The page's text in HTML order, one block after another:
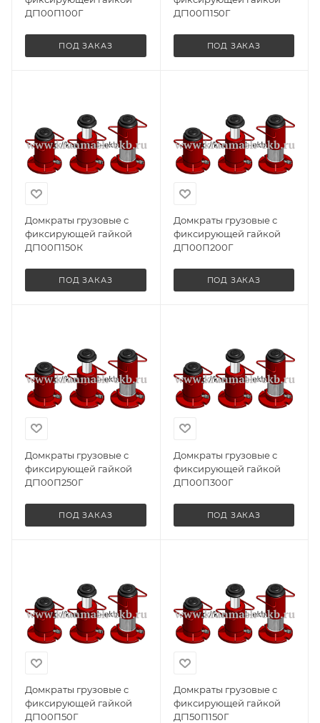
ДГ100П100Г
ПОД ЗАКАЗ
ДГ100П150Г
ПОД ЗАКАЗ
Домкраты грузовые с
фиксирующей гайкой
ДГ100П150К
ПОД ЗАКАЗ
Домкраты грузовые с
фиксирующей гайкой
ДГ100П200Г
ПОД ЗАКАЗ
Домкраты грузовые с
фиксирующей гайкой
ДГ100П250Г
ПОД ЗАКАЗ
Домкраты грузовые с
фиксирующей гайкой
ДГ100П300Г
ПОД ЗАКАЗ
Домкраты грузовые с
фиксирующей гайкой
ДГ100П50Г
Домкраты грузовые с
фиксирующей гайкой
ДГ150П150Г